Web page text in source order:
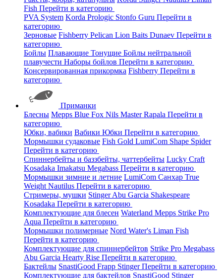
Fish Перейти в категорию
PVA System Korda Prologic Stonfo Guru Перейти в
категорию
Зерновые Fishberry Pelican Lion Baits Dunaev Перейти в
категорию
Бойлы Плавающие Тонущие Бойлы нейтральной
плавучести Наборы бойлов Перейти в категорию
Консервированная прикормка Fishberry Перейти в
категорию
Приманки
Блесны Mepps Blue Fox Nils MasterRapala Перейти в
категорию
Юбки, вабики Вабики Юбки Перейти в категорию
Мормышки судаковые Fish Gold LumiCom Shape Spider
Перейти в категорию
Спиннербейты и баззбейты, чаттербейты Lucky Craft
Kosadaka Imakatsu Megabass Перейти в категорию
Мормышки зимние и летние LumiCom Санхар True
Weight Nautilus Перейти в категорию
Стримеры, мушки StingerAbu Garcia Shakespeare
Kosadaka Перейти в категорию
Комплектующие для блесен Waterland Mepps Strike Pro
Aqua Перейти в категорию
Мормышки полимерные Nord Water's Liman Fish
Перейти в категорию
Комплектующие для спиннербейтов Strike Pro Megabass
Abu Garcia Hearty Rise Перейти в категорию
Бактейлы SnastiGood Frapp StingerПерейти в категорию
Комплектующие для бактейлов SnastiGood Stinger